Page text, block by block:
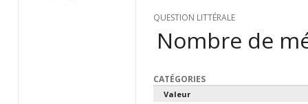
QUESTION LITTÉRALE
Nombre de
CATÉGORIES
Valeur